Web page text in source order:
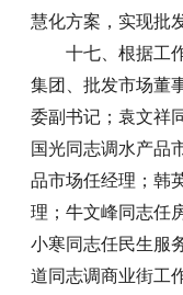
慧化方案，实现批
十七、根据工
集团、批发市场董
委副书记；袁文祥
国光同志调水产品
品市场任经理；韩
理；牛文峰同志任
小寒同志任民生服
道同志调商业街工